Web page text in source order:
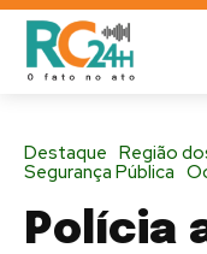
Destaque Região
Segurança Pública
Polícia